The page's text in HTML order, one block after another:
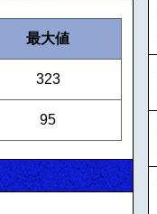
最大値
323
95